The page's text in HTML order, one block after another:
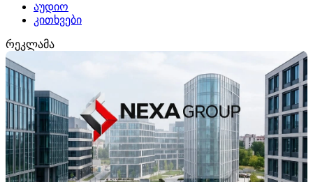
აუდიო
კითხვები
რეკლამა